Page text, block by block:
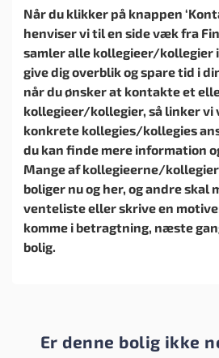
Når du klikker på knappen
henviser vi til en side væk fra
samler alle kollegieer/kollegier
give dig overblik og spare tid i
når du ønsker at kontakte et
kollegieer/kollegier, så linker vi
konkrete kollegies/kollegies
du kan finde mere information
Mange af kollegieerne/
boliger nu og her, og andre skal
venteliste eller skrive en
komme i betragtning, næste
bolig.
Er denne bolig ikke